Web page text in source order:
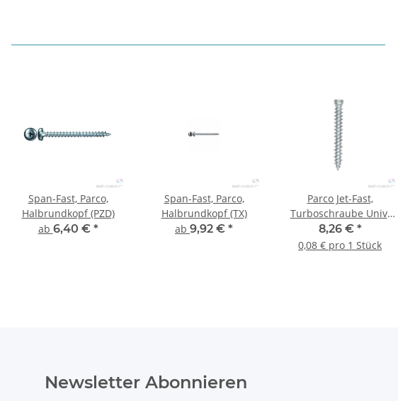
Span-Fast, Parco,
Halbrundkopf (PZD)
ab 6,40 € *
Span-Fast, Parco,
Halbrundkopf (TX)
ab 9,92 € *
Parco Jet-Fast,
Turboschraube Univ.
Maxx, TX30 - 100 Stk.
8,26 € *
0,08 € pro 1 Stück
Newsletter Abonnieren